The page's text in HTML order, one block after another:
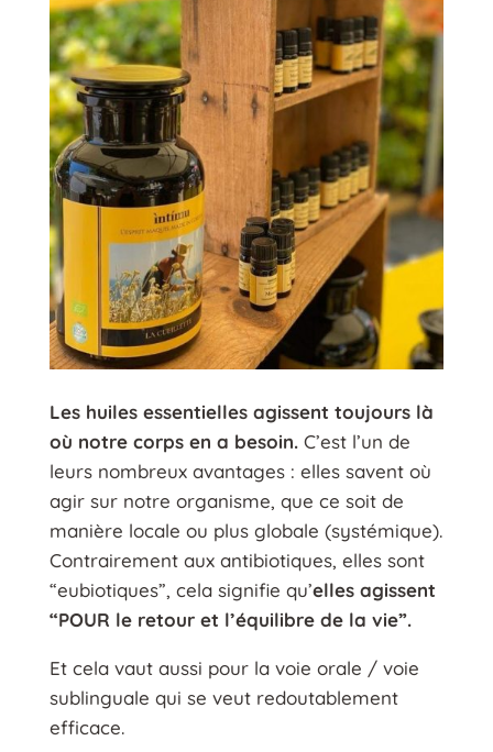
Les huiles essentielles agissent toujours là
où notre corps en a besoin. C’est l’un de
leurs nombreux avantages : elles savent où
agir sur notre organisme, que ce soit de
manière locale ou plus globale (systémique).
Contrairement aux antibiotiques, elles sont
“eubiotiques”, cela signifie qu’elles agissent
“POUR le retour et l’équilibre de la vie”.
Et cela vaut aussi pour la voie orale / voie
sublinguale qui se veut redoutablement
efficace.